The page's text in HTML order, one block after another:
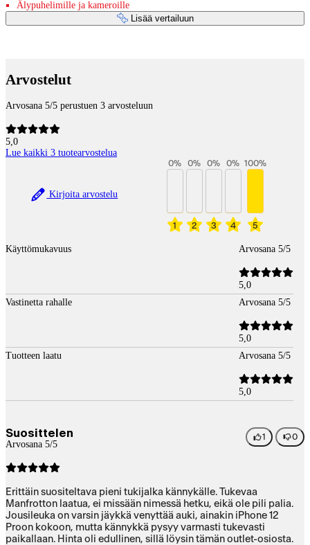
Älypuhelimille ja kameroille
Lisää vertailuun
Arvostelut
Arvosana 5/5 perustuen 3 arvosteluun
5,0
Lue kaikki 3 tuotearvostelua
Kirjoita arvostelu
1
0%
2
0%
3
0%
4
0%
5
100%
Käyttömukavuus Arvosana 5/5
5,0
Vastinetta rahalle
Arvosana 5/5
5,0
Tuotteen laatu
Arvosana 5/5
5,0
Suosittelen
Arvosana 5/5
1 0
Erittäin suositeltava pieni tukijalka kännykälle. Tukevaa
Manfrotton laatua, ei missään nimessä hetku, eikä ole pili palia.
Jousileuka on varsin jäykkä venyttää auki, ainakin iPhone 12
Proon kokoon, mutta kännykkä pysyy varmasti tukevasti
paikallaan. Hinta oli edullinen, sillä löysin tämän outlet-osiosta.